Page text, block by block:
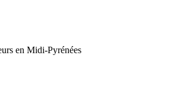
en Midi-Pyrénées